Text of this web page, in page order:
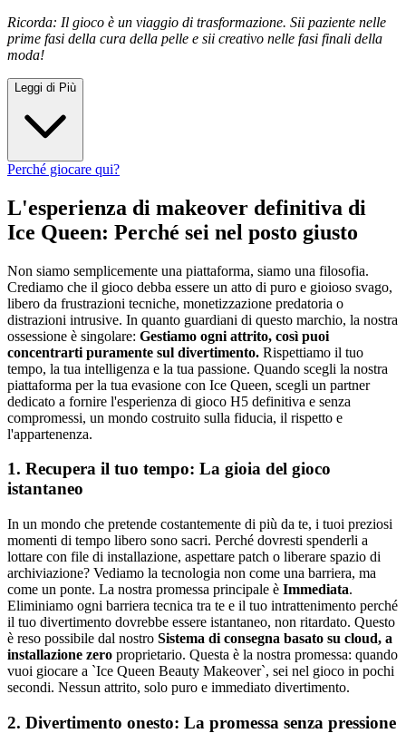
Ricorda: Il gioco è un viaggio di trasformazione. Sii paziente nelle
prime fasi della cura della pelle e sii creativo nelle fasi finali della
moda!
Leggi di Più
Perché giocare qui?
L'esperienza di makeover definitiva di
Ice Queen: Perché sei nel posto giusto
Non siamo semplicemente una piattaforma, siamo una filosofia.
Crediamo che il gioco debba essere un atto di puro e gioioso svago,
libero da frustrazioni tecniche, monetizzazione predatoria o
distrazioni intrusive. In quanto guardiani di questo marchio, la nostra
ossessione è singolare: Gestiamo ogni attrito, così puoi
concentrarti puramente sul divertimento. Rispettiamo il tuo
tempo, la tua intelligenza e la tua passione. Quando scegli la nostra
piattaforma per la tua evasione con Ice Queen, scegli un partner
dedicato a fornire l'esperienza di gioco H5 definitiva e senza
compromessi, un mondo costruito sulla fiducia, il rispetto e
l'appartenenza.
1. Recupera il tuo tempo: La gioia del gioco
istantaneo
In un mondo che pretende costantemente di più da te, i tuoi preziosi
momenti di tempo libero sono sacri. Perché dovresti spenderli a
lottare con file di installazione, aspettare patch o liberare spazio di
archiviazione? Vediamo la tecnologia non come una barriera, ma
come un ponte. La nostra promessa principale è Immediata.
Eliminiamo ogni barriera tecnica tra te e il tuo intrattenimento perché
il tuo divertimento dovrebbe essere istantaneo, non ritardato. Questo
è reso possibile dal nostro Sistema di consegna basato su cloud, a
installazione zero proprietario. Questa è la nostra promessa: quando
vuoi giocare a `Ice Queen Beauty Makeover`, sei nel gioco in pochi
secondi. Nessun attrito, solo puro e immediato divertimento.
2. Divertimento onesto: La promessa senza pressione